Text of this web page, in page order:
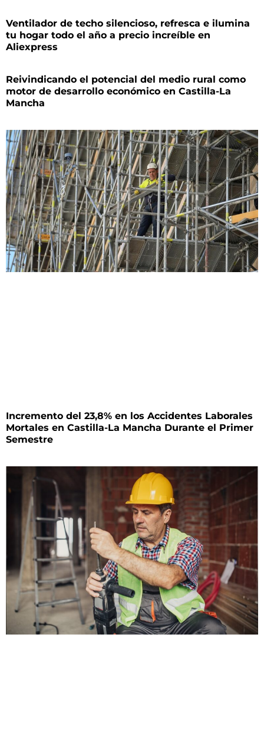
Ventilador de techo silencioso, refresca e ilumina
tu hogar todo el año a precio increíble en
Aliexpress
Reivindicando el potencial del medio rural como
motor de desarrollo económico en Castilla-La
Mancha
Incremento del 23,8% en los Accidentes Laborales
Mortales en Castilla-La Mancha Durante el Primer
Semestre